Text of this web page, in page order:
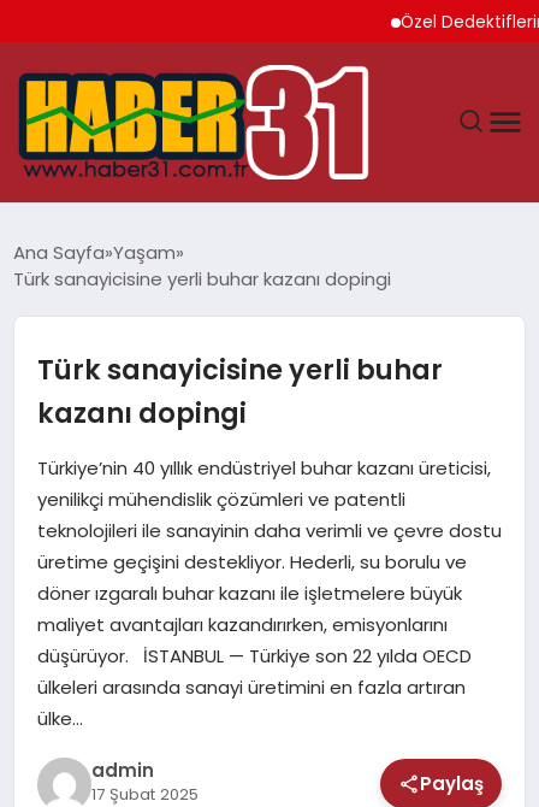
Özel Dedektiflerin
YAŞAM
EKONOMI
GÜNDEM
MAGAZIN
SAĞLIK
TEKNOLOJI
Ana Sayfa Yaşam
Türk sanayicisine yerli buhar kazanı dopingi
Türk sanayicisine yerli buhar
kazanı dopingi
Türkiye’nin 40 yıllık endüstriyel buhar kazanı üreticisi,
yenilikçi mühendislik çözümleri ve patentli
teknolojileri ile sanayinin daha verimli ve çevre dostu
üretime geçişini destekliyor. Hederli, su borulu ve
döner ızgaralı buhar kazanı ile işletmelere büyük
maliyet avantajları kazandırırken, emisyonlarını
düşürüyor. İSTANBUL — Türkiye son 22 yılda OECD
ülkeleri arasında sanayi üretimini en fazla artıran
ülke…
admin
17 Şubat 2025 Paylaş